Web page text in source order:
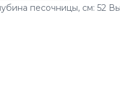
песочницы, см: 52